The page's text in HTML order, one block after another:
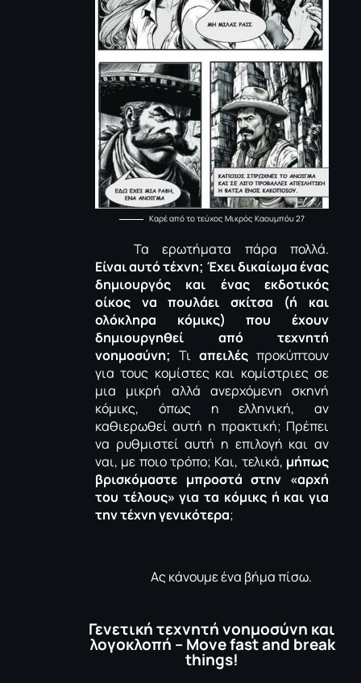
Καρέ από το τεύχος Μικρός Καουμπόυ 27
Τα ερωτήματα πάρα πολλά.
Είναι αυτό τέχνη; Έχει δικαίωμα ένας
δημιουργός και ένας εκδοτικός
οίκος να πουλάει σκίτσα (ή και
ολόκληρα κόμικς) που έχουν
δημιουργηθεί από τεχνητή
νοημοσύνη; Τι απειλές προκύπτουν
για τους κομίστες και κομίστριες σε
μια μικρή αλλά ανερχόμενη σκηνή
κόμικς, όπως η ελληνική, αν
καθιερωθεί αυτή η πρακτική; Πρέπει
να ρυθμιστεί αυτή η επιλογή και αν
ναι, με ποιο τρόπο; Και, τελικά, μήπως
βρισκόμαστε μπροστά στην «αρχή
του τέλους» για τα κόμικς ή και για
την τέχνη γενικότερα;
Ας κάνουμε ένα βήμα πίσω.
Γενετική τεχνητή νοημοσύνη και
λογοκλοπή – Move fast and break
things!